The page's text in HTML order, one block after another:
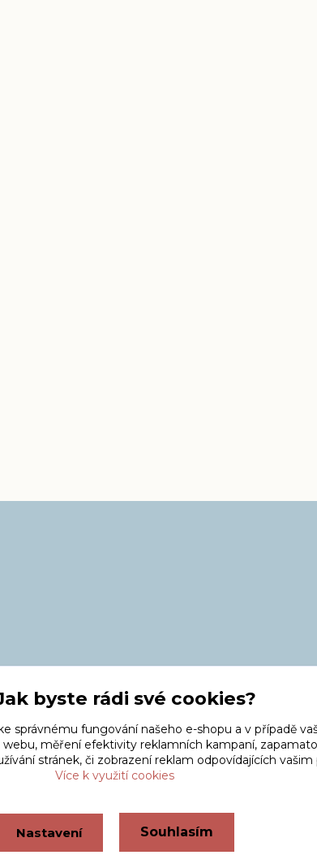
Vytvořeno na Eshop-rychle.cz
byste rádi své cookies?
správnému fungování našeho e-shopu a v případě
měření efektivity reklamních kampaní,
stránek, či zobrazení reklam odpovídajících
Více k využití cookies
Nastavení Souhlasím